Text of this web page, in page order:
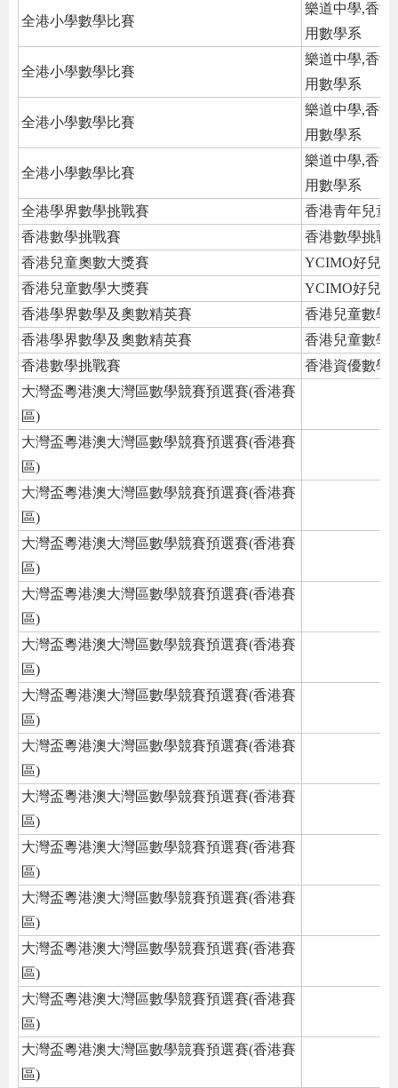
全港小學數學比賽
樂道中學,香港
用數學系
全港小學數學比賽
樂道中學,香港
用數學系
全港小學數學比賽
樂道中學,香港
用數學系
全港小學數學比賽
樂道中學,香港
用數學系
全港學界數學挑戰賽
香港青年兒童
香港數學挑戰賽
香港數學挑戰
香港兒童奧數大獎賽
YCIMO好兒童
香港兒童數學大獎賽
YCIMO好兒童
香港學界數學及奧數精英賽
香港兒童數學
香港學界數學及奧數精英賽
香港兒童數學
香港數學挑戰賽
香港資優數學
大灣盃粵港澳大灣區數學競賽預選賽(香港賽
區)
大灣盃粵港澳大灣區數學競賽預選賽(香港賽
區)
大灣盃粵港澳大灣區數學競賽預選賽(香港賽
區)
大灣盃粵港澳大灣區數學競賽預選賽(香港賽
區)
大灣盃粵港澳大灣區數學競賽預選賽(香港賽
區)
大灣盃粵港澳大灣區數學競賽預選賽(香港賽
區)
大灣盃粵港澳大灣區數學競賽預選賽(香港賽
區)
大灣盃粵港澳大灣區數學競賽預選賽(香港賽
區)
大灣盃粵港澳大灣區數學競賽預選賽(香港賽
區)
大灣盃粵港澳大灣區數學競賽預選賽(香港賽
區)
大灣盃粵港澳大灣區數學競賽預選賽(香港賽
區)
大灣盃粵港澳大灣區數學競賽預選賽(香港賽
區)
大灣盃粵港澳大灣區數學競賽預選賽(香港賽
區)
大灣盃粵港澳大灣區數學競賽預選賽(香港賽
區)